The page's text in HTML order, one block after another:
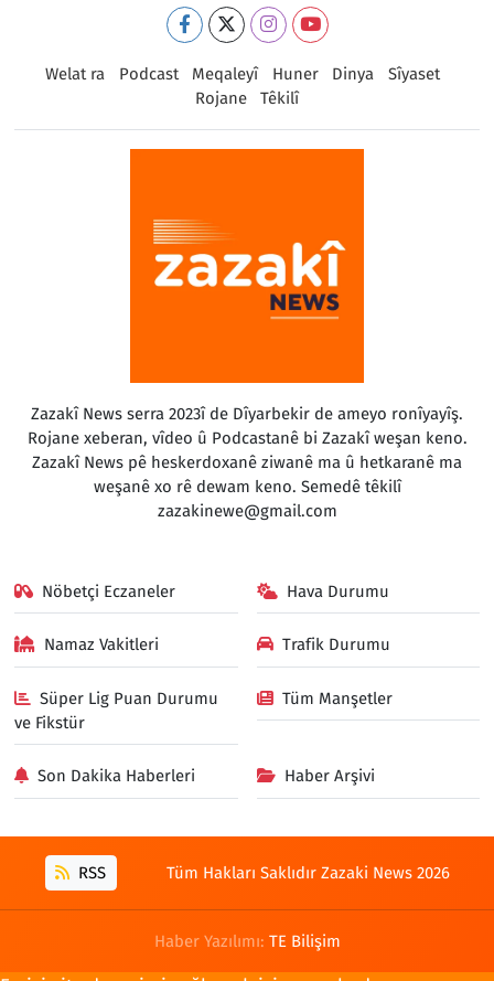
Welat ra Podcast Meqaleyî Huner Dinya
Sîyaset
Rojane
Têkilî
Zazakî News serra 2023î de Dîyarbekir de ameyo ronîyayîş.
Rojane xeberan, vîdeo û Podcastanê bi Zazakî weşan keno.
Zazakî News pê heskerdoxanê ziwanê ma û hetkaranê ma
weşanê xo rê dewam keno. Semedê têkilî
zazakinewe@gmail.com
Nöbetçi Eczaneler Hava Durumu
Namaz Vakitleri Trafik Durumu
Süper Lig Puan Durumu
ve Fikstür
Tüm Manşetler
Son Dakika Haberleri Haber Arşivi
RSS Tüm Hakları Saklıdır Zazaki News 2026
Haber Yazılımı: TE Bilişim